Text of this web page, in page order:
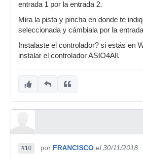
entrada 1 por la entrada 2.
Mira la pista y pincha en donde te
seleccionada y cámbiala por la
Instalaste el controlador? si estás en
instalar el controlador ASIO4All.
#10 por FRANCISCO el 30/11/2018